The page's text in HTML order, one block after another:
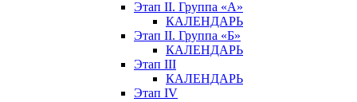
Этап II. Группа «А»
КАЛЕНДАРЬ
Этап II. Группа «Б»
КАЛЕНДАРЬ
Этап III
КАЛЕНДАРЬ
Этап IV